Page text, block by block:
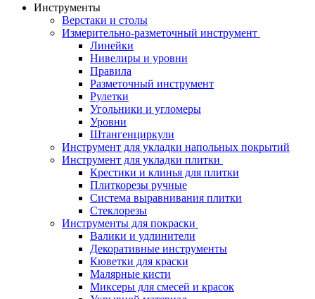
Инструменты
Верстаки и столы
Измерительно-разметочный инструмент
Линейки
Нивелиры и уровни
Правила
Разметочный инструмент
Рулетки
Угольники и угломеры
Уровни
Штангенциркули
Инструмент для укладки напольных покрытий
Инструмент для укладки плитки
Крестики и клинья для плитки
Плиткорезы ручные
Система выравнивания плитки
Стеклорезы
Инструменты для покраски
Валики и удлинители
Декоративные инструменты
Кюветки для краски
Малярные кисти
Миксеры для смесей и красок